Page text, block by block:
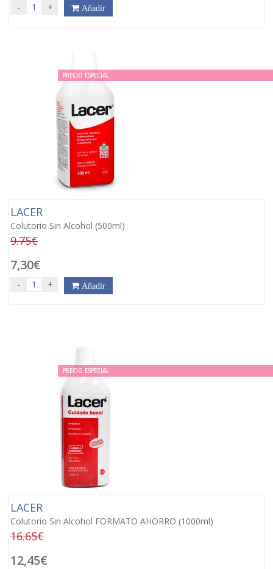
- + Añadir
PRECIO ESPECIAL
LACER
Colutorio Sin Alcohol (500ml)
9.75€
7,30€
- + Añadir
PRECIO ESPECIAL
LACER
Colutorio Sin Alcohol FORMATO AHORRO (1000ml)
16.65€
12,45€